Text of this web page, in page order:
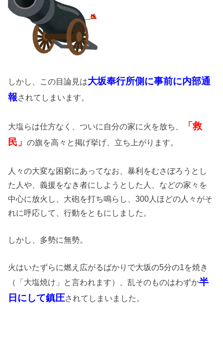
しかし、この目論見は大坂奉行所側に事前に内部通
報されてしまいます。
大塩らは仕方なく、ついに自分の家に火を放ち、
「救
民」の旗を高々と掲げ挙げ、立ち上がります。
人々の大変な困窮にあってなお、暴利をむさぼろうとし
た人や、義援をなき者にしようとした人、などの家々を
中心に放火し、大砲を打ち鳴らし、300人ほどの人々がそ
れに呼応して、行動をともにしました。
しかし、多勢に無勢。
火はいたずらに燃え広がるばかりで大坂の5分の1を焼き
（「大塩焼け」と言われます）、乱そのものはわずか半
日にして鎮圧されてしまいました。